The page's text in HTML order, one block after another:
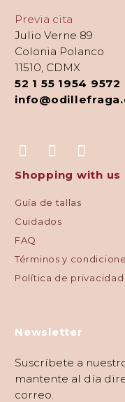
Previa cita
Julio Verne 89
Colonia Polanco
11510, CDMX
52 1 55 1954 9572
Shopping with us
Guía de tallas
Cuidados
FAQ
Términos y
Política de privacidad
Newsletter
Suscríbete a
mantente al día
correo.